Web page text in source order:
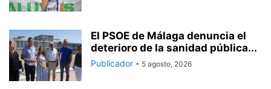
El PSOE de Málaga denuncia el
deterioro de la sanidad pública...
Publicador - 5 agosto, 2026